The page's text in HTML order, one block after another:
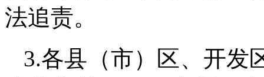
法追责。
3.各县（市）区、开发